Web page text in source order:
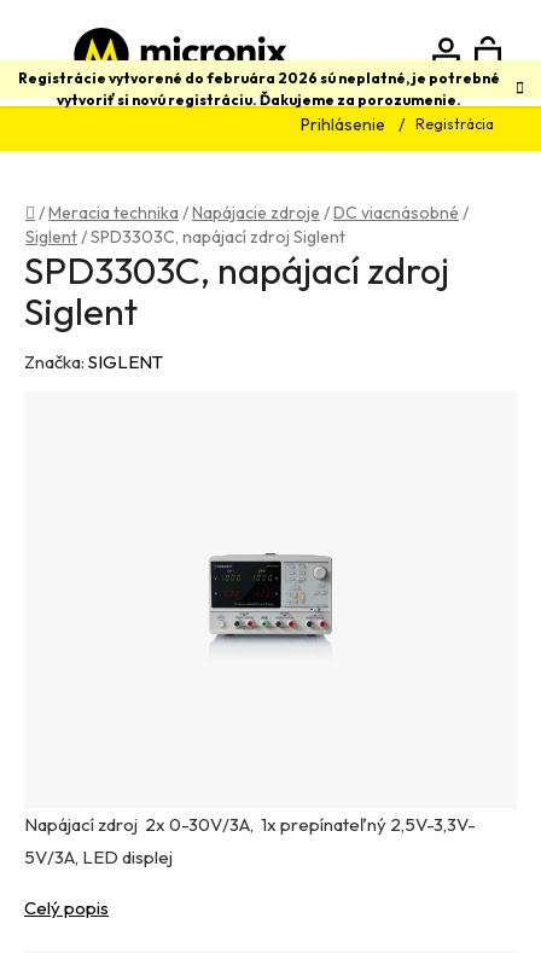
obsah
Registrácie vytvorené do februára 2026 sú neplatné, je potrebné
vytvoriť si novú registráciu. Ďakujeme za porozumenie.
Prihlásenie Registrácia
Hľadať
Domov
/Meracia technika /Napájacie zdroje /DC viacnásobné /
Siglent/SPD3303C, napájací zdroj Siglent
Napájací zdroj 2x 0-30V/3A, 1x prepínateľný 2,5V-3,3V-
5V/3A, LED displej
Celý popis
SPD3303C, napájací zdroj
Siglent
Značka: SIGLENT